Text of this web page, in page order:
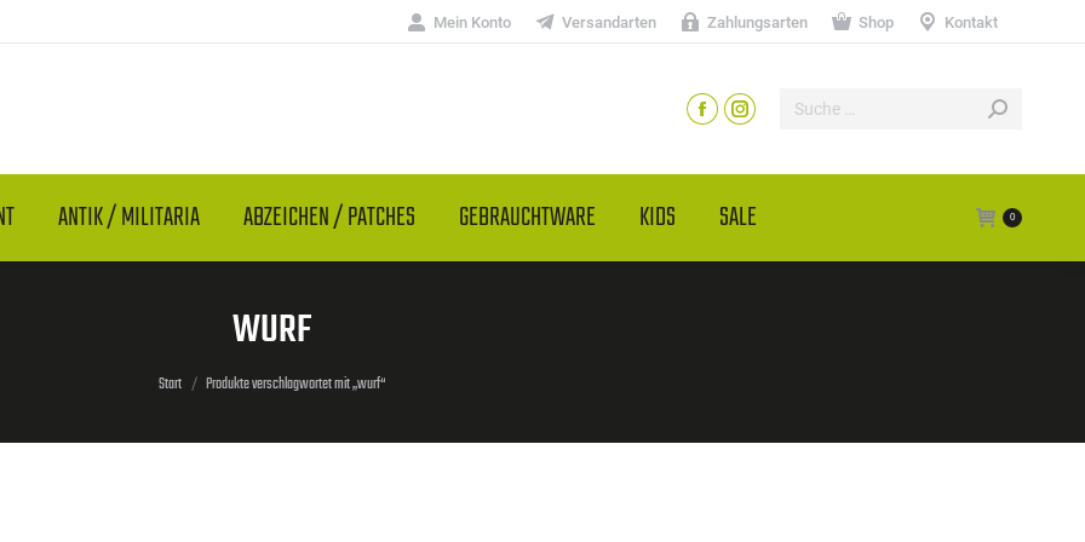
Mein Konto Versandarten Zahlungsarten Shop Kontakt
ANTIK / MILITARIA ABZEICHEN / PATCHES GEBRAUCHTWARE KIDS SALE 0
WURF
Sie befinden sich hier:
Start Produkte verschlagwortet mit „wurf“